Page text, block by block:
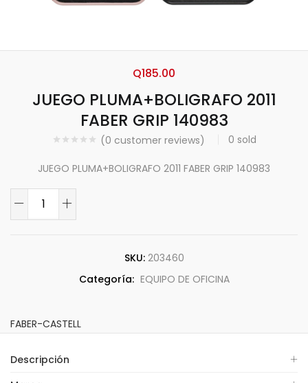
JUEGO PLUMA+BOLIGRAFO 2011
FABER GRIP 140983
(0 customer reviews) 0 sold
Q185.00
JUEGO PLUMA+BOLIGRAFO 2011 FABER GRIP 140983
SKU: 203460
Categoría: EQUIPO DE OFICINA
FABER-CASTELL
Descripción